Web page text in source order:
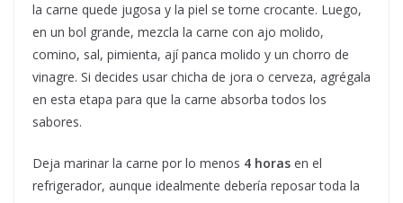
la carne quede jugosa y la piel se torne crocante. Luego,
en un bol grande, mezcla la carne con ajo molido,
comino, sal, pimienta, ají panca molido y un chorro de
vinagre. Si decides usar chicha de jora o cerveza, agrégala
en esta etapa para que la carne absorba todos los
sabores.
Deja marinar la carne por lo menos 4 horas en el
refrigerador, aunque idealmente debería reposar toda la